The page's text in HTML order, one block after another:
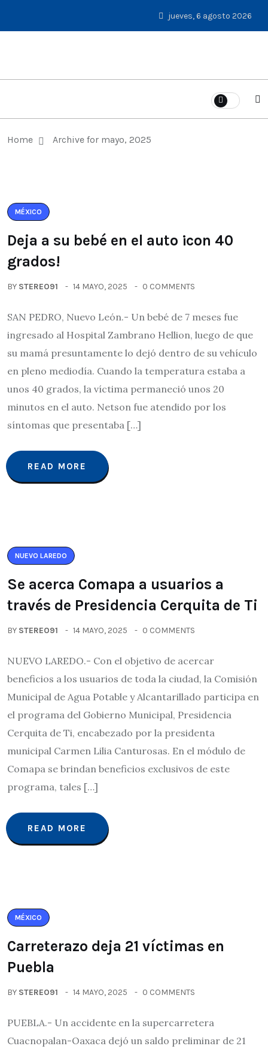
jueves, 6 agosto 2026
Home Archive for mayo, 2025
MÉXICO
Deja a su bebé en el auto ¡con 40
grados!
BY STEREO91 14 MAYO, 2025 0 COMMENTS
SAN PEDRO, Nuevo León.- Un bebé de 7 meses fue
ingresado al Hospital Zambrano Hellion, luego de que
su mamá presuntamente lo dejó dentro de su vehículo
en pleno mediodía. Cuando la temperatura estaba a
unos 40 grados, la víctima permaneció unos 20
minutos en el auto. Netson fue atendido por los
síntomas que presentaba […]
READ MORE
NUEVO LAREDO
Se acerca Comapa a usuarios a
través de Presidencia Cerquita de Ti
BY STEREO91 14 MAYO, 2025 0 COMMENTS
NUEVO LAREDO.- Con el objetivo de acercar
beneficios a los usuarios de toda la ciudad, la Comisión
Municipal de Agua Potable y Alcantarillado participa en
el programa del Gobierno Municipal, Presidencia
Cerquita de Ti, encabezado por la presidenta
municipal Carmen Lilia Canturosas. En el módulo de
Comapa se brindan beneficios exclusivos de este
programa, tales […]
READ MORE
MÉXICO
Carreterazo deja 21 víctimas en
Puebla
BY STEREO91 14 MAYO, 2025 0 COMMENTS
PUEBLA.- Un accidente en la supercarretera
Cuacnopalan-Oaxaca dejó un saldo preliminar de 21